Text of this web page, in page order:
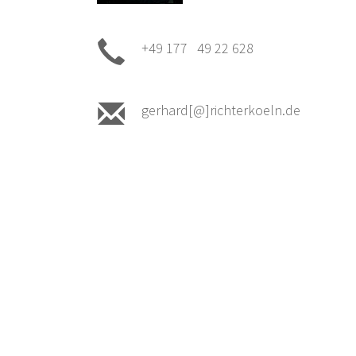
+49 177 49 22 628
gerhard[@]richterkoeln.de